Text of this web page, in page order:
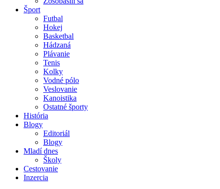
Šport
Futbal
Hokej
Basketbal
Hádzaná
Plávanie
Tenis
Kolky
Vodné pólo
Veslovanie
Kanoistika
Ostatné športy
História
Blogy
Editoriál
Blogy
Mladí dnes
Školy
Cestovanie
Inzercia